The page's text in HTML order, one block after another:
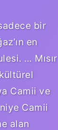
bir
en
… Mısır
Camii ve
Camii
alan